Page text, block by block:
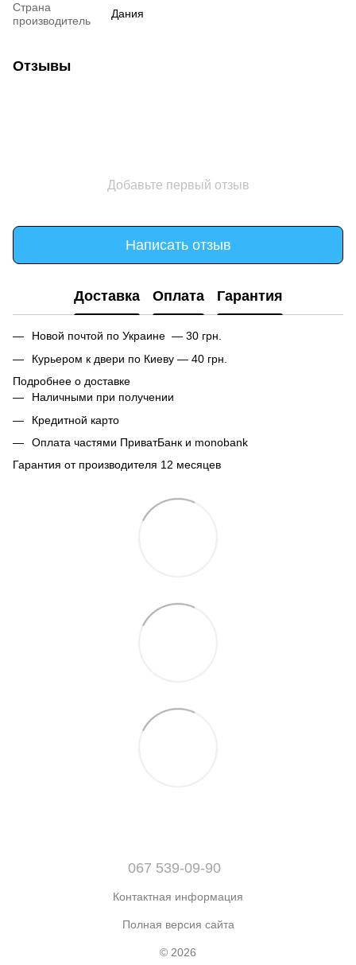
Страна
производитель
Дания
Отзывы
Добавьте первый отзыв
Написать отзыв
Доставка Оплата Гарантия
Новой почтой по Украине — 30 грн.
Курьером к двери по Киеву — 40 грн.
Подробнее о доставке
Наличными при получении
Кредитной карто
Оплата частями ПриватБанк и monobank
Гарантия от производителя 12 месяцев
067 539-09-90
Контактная информация
Полная версия сайта
© 2026